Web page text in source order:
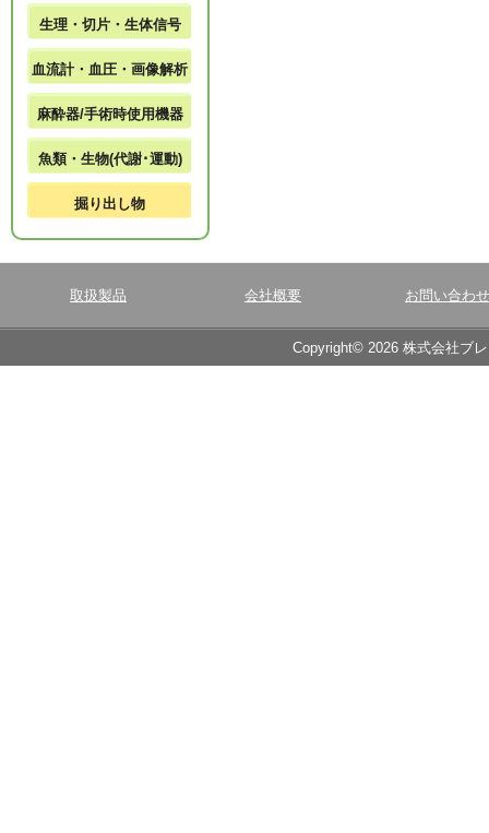
生理・切片・生体信号
血流計・血圧・画像解析
麻酔器/手術時使用機器
魚類・生物(代謝･運動)
掘り出し物
取扱製品 会社概要 お問い合わせ
Copyright© 2026 株式会社ブ